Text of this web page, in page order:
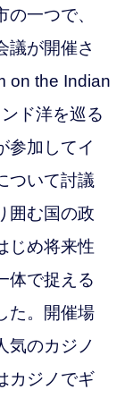
一つで、
議が開催さ
on the Indian
ド洋を巡る
参加してイ
ついて討議
囲む国の政
じめ将来性
体で捉える
。
開催場
気のカジノ
カジノでギ